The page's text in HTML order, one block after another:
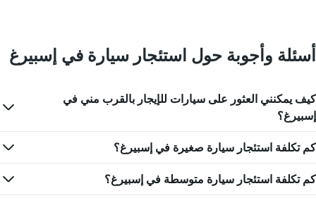
أسئلة وأجوبة حول استئجار سيارة في إسبيرغ
كيف يمكنني العثور على سيارات للإيجار بالقرب مني في
إسبيرغ؟
كم تكلفة استئجار سيارة صغيرة في إسبيرغ؟
كم تكلفة استئجار سيارة متوسطة في إسبيرغ؟